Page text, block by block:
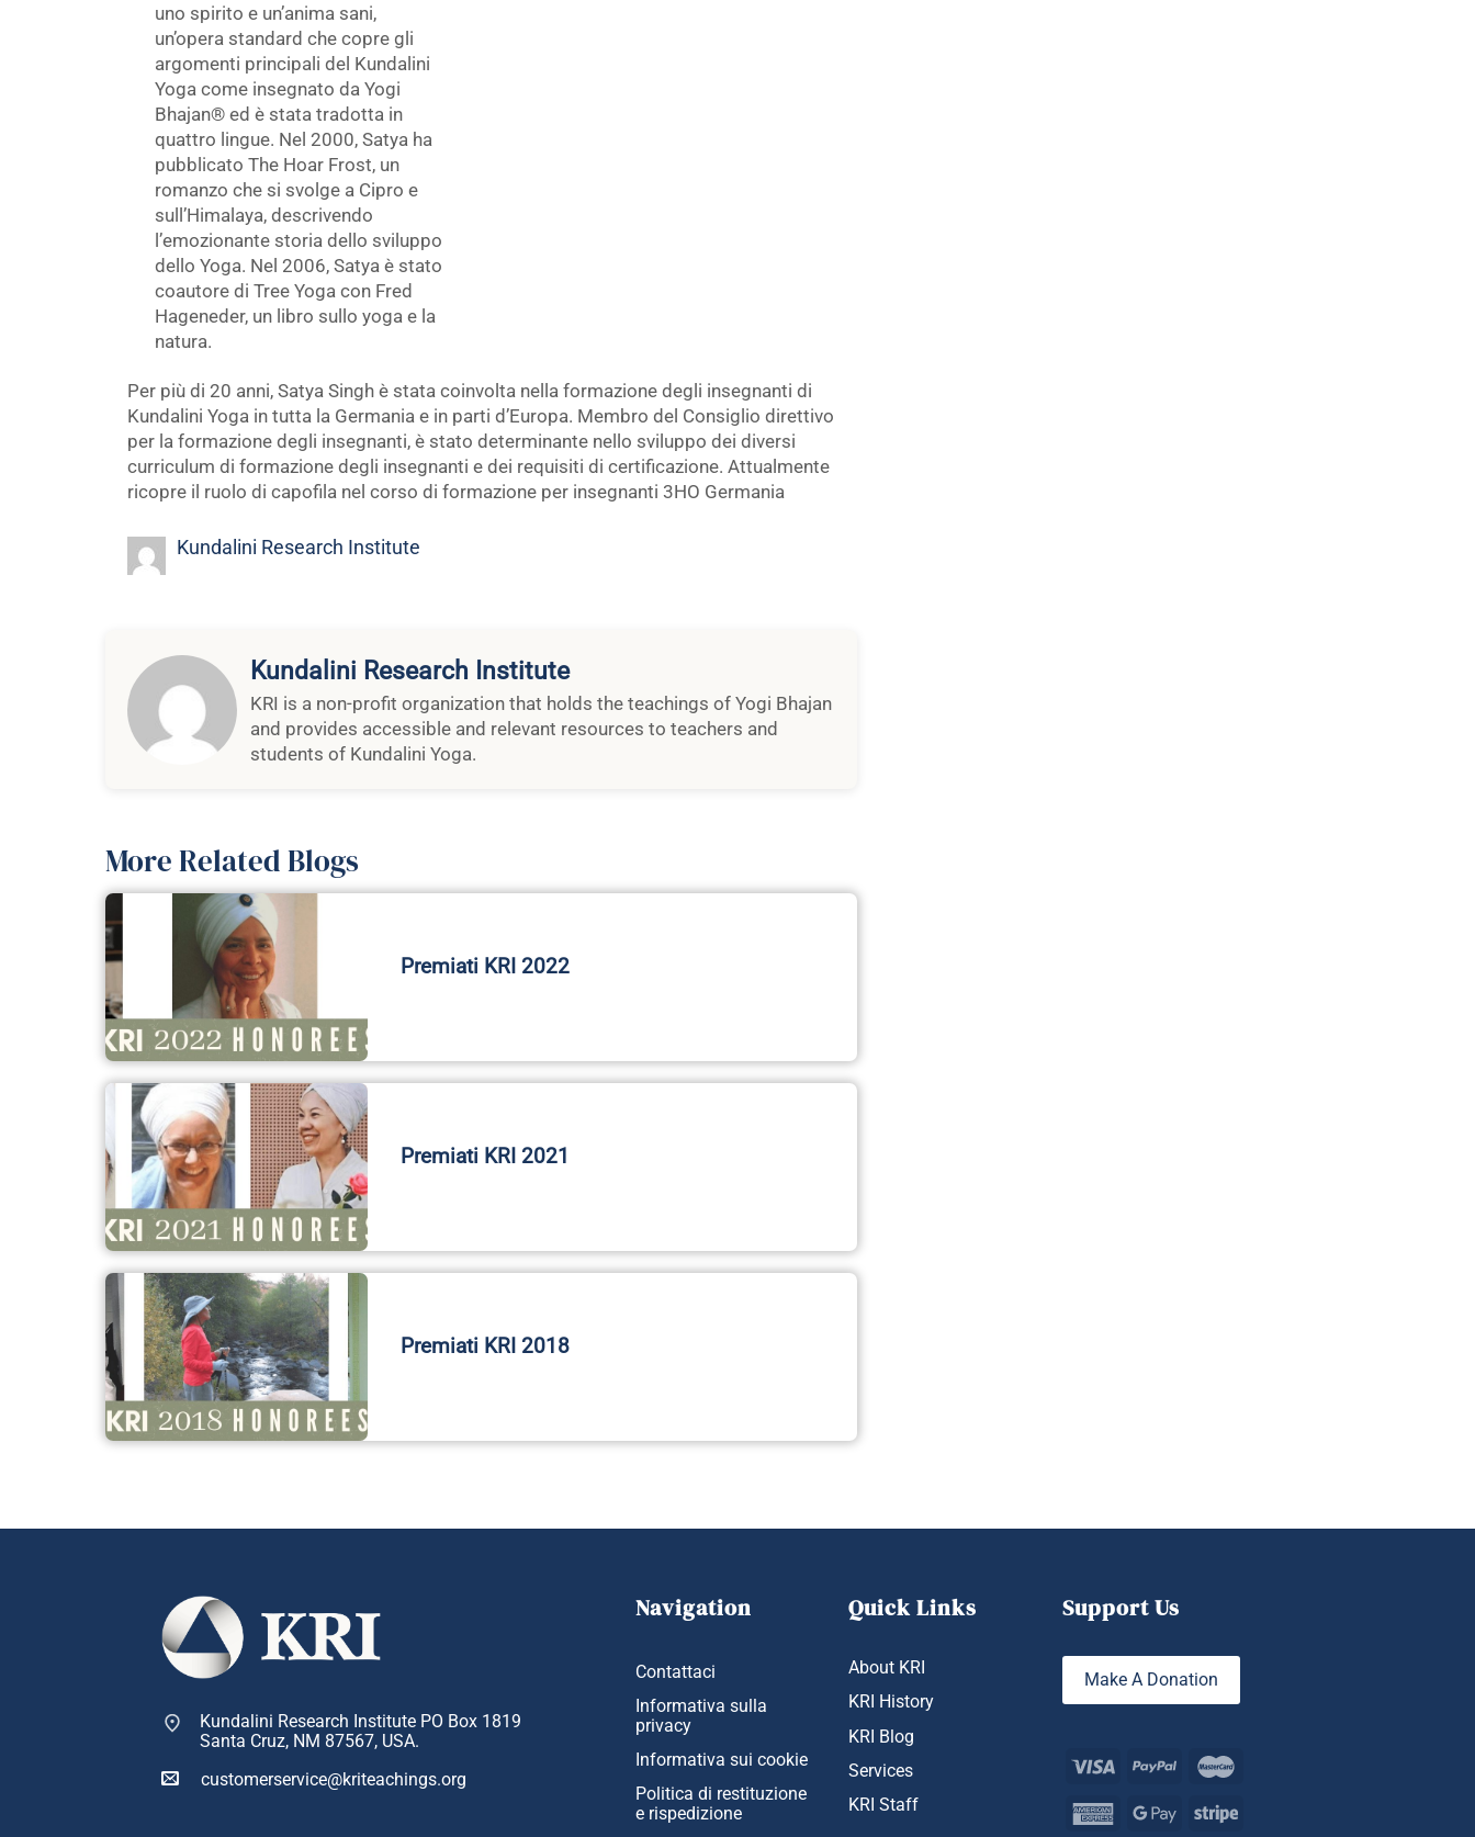
uno spirito e un’anima sani,
un’opera standard che copre gli
argomenti principali del Kundalini
Yoga come insegnato da Yogi
Bhajan® ed è stata tradotta in
quattro lingue. Nel 2000, Satya ha
pubblicato The Hoar Frost, un
romanzo che si svolge a Cipro e
sull’Himalaya, descrivendo
l’emozionante storia dello sviluppo
dello Yoga. Nel 2006, Satya è stato
coautore di Tree Yoga con Fred
Hageneder, un libro sullo yoga e la
natura.
Per più di 20 anni, Satya Singh è stata coinvolta nella formazione degli insegnanti di
Kundalini Yoga in tutta la Germania e in parti d’Europa. Membro del Consiglio direttivo
per la formazione degli insegnanti, è stato determinante nello sviluppo dei diversi
curriculum di formazione degli insegnanti e dei requisiti di certificazione. Attualmente
ricopre il ruolo di capofila nel corso di formazione per insegnanti 3HO Germania
Kundalini Research Institute
Kundalini Research Institute
KRI is a non-profit organization that holds the teachings of Yogi Bhajan
and provides accessible and relevant resources to teachers and
students of Kundalini Yoga.
More Related Blogs
Premiati KRI 2022
Premiati KRI 2021
Premiati KRI 2018
Kundalini Research Institute PO Box 1819
Santa Cruz, NM 87567, USA.
customerservice@kriteachings.org
Navigation
Contattaci
Informativa sulla
privacy
Informativa sui cookie
Politica di restituzione
e rispedizione
Quick Links
About KRI
KRI History
KRI Blog
Services
KRI Staff
Support Us
Make A Donation